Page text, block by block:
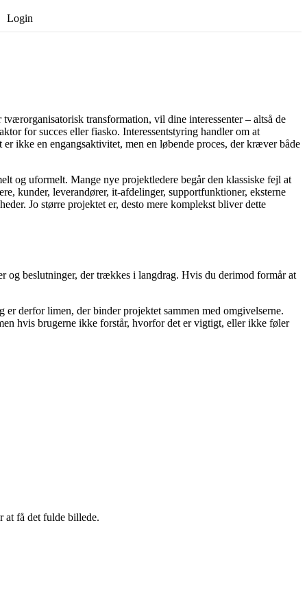
Login
transformation, vil dine interessenter – altså de
for succes eller fiasko. Interessentstyring handler om at
ikke en engangsaktivitet, men en løbende proces, der kræver både
og uformelt. Mange nye projektledere begår den klassiske fejl at
kunder, leverandører, it-afdelinger, supportfunktioner, eksterne
Jo større projektet er, desto mere komplekst bliver dette
og beslutninger, der trækkes i langdrag. Hvis du derimod formår at
derfor limen, der binder projektet sammen med omgivelserne.
hvis brugerne ikke forstår, hvorfor det er vigtigt, eller ikke føler
at få det fulde billede.